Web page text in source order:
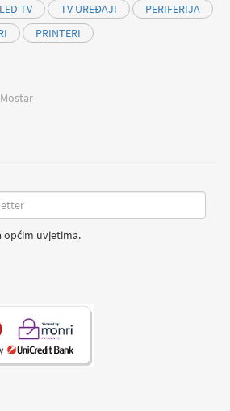
LED TV TV UREĐAJI
PERIFERIJA
PRINTERI
općim uvjetima.